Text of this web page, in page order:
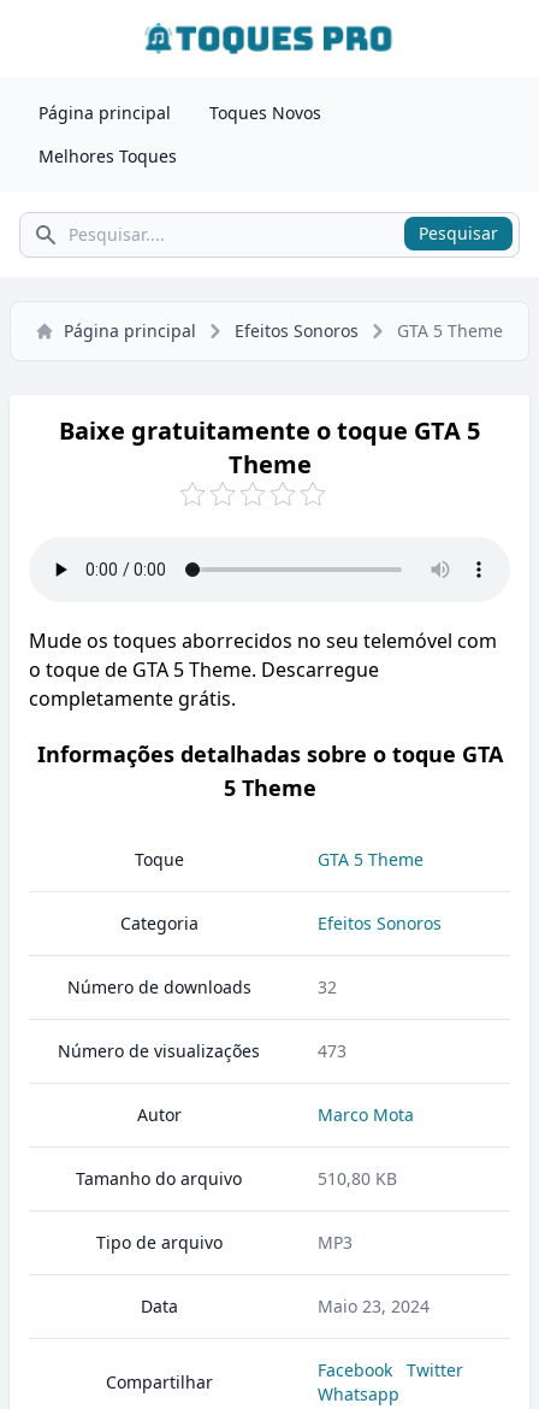
Página principal
Toques Novos
Melhores Toques
Pesquisar Pesquisar
Página principal Efeitos Sonoros GTA 5 Theme
Baixe gratuitamente o toque GTA 5
Theme
Mude os toques aborrecidos no seu telemóvel com
o toque de GTA 5 Theme. Descarregue
completamente grátis.
Informações detalhadas sobre o toque GTA
5 Theme
Toque GTA 5 Theme
Categoria Efeitos Sonoros
Número de downloads 32
Número de visualizações 473
Autor Marco Mota
Tamanho do arquivo 510,80 KB
Tipo de arquivo MP3
Data Maio 23, 2024
Compartilhar
Facebook
Twitter
Whatsapp